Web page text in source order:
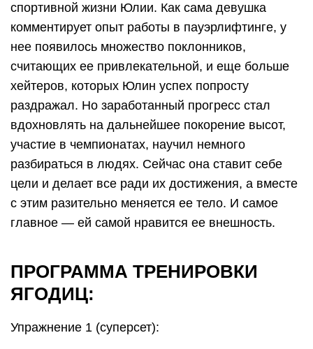
спортивной жизни Юлии. Как сама девушка
комментирует опыт работы в пауэрлифтинге, у
нее появилось множество поклонников,
считающих ее привлекательной, и еще больше
хейтеров, которых Юлин успех попросту
раздражал. Но заработанный прогресс стал
вдохновлять на дальнейшее покорение высот,
участие в чемпионатах, научил немного
разбираться в людях. Сейчас она ставит себе
цели и делает все ради их достижения, а вместе
с этим разительно меняется ее тело. И самое
главное — ей самой нравится ее внешность.
ПРОГРАММА ТРЕНИРОВКИ
ЯГОДИЦ:
Упражнение 1 (суперсет):